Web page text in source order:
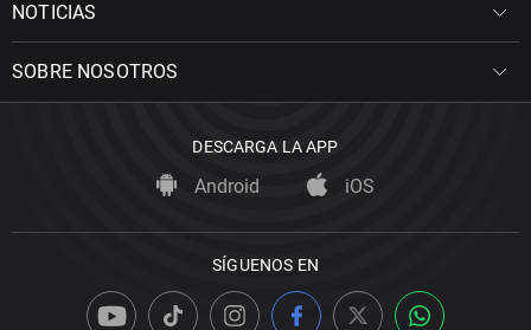
NOTICIAS
SOBRE NOSOTROS
DESCARGA LA APP
Android iOS
SÍGUENOS EN